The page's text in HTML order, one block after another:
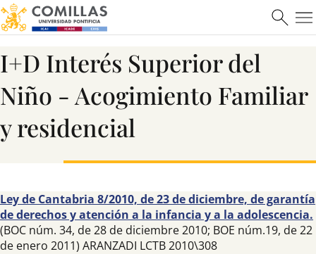
I+D Interés Superior del
Niño - Acogimiento Familiar
y residencial
Ley de Cantabria 8/2010, de 23 de diciembre, de garantía
de derechos y atención a la infancia y a la adolescencia.
(BOC núm. 34, de 28 de diciembre 2010; BOE núm.19, de 22
de enero 2011) ARANZADI LCTB 2010\308